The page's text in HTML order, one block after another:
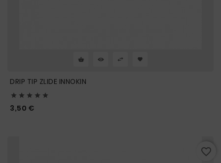
DRIP TIP ZLIDE INNOKIN
    
3,50 €
favorite_border